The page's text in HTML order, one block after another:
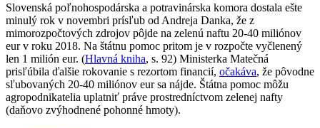
Slovenská poľnohospodárska a potravinárska komora dostala ešte
minulý rok v novembri prísľub od Andreja Danka, že z
mimorozpočtových zdrojov pôjde na zelenú naftu 20-40 miliónov
eur v roku 2018. Na štátnu pomoc pritom je v rozpočte vyčlenený
len 1 milión eur. (Hlavná kniha, s. 92) Ministerka Matečná
prisľúbila ďalšie rokovanie s rezortom financií, očakáva, že pôvodne
sľubovaných 20-40 miliónov eur sa nájde. Štátna pomoc môžu
agropodnikatelia uplatniť práve prostredníctvom zelenej nafty
(daňovo zvýhodnené pohonné hmoty).